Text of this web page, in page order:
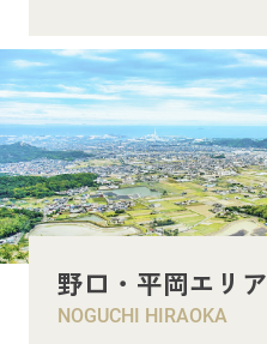
野口・平岡エリア
NOGUCHI HIRAOKA